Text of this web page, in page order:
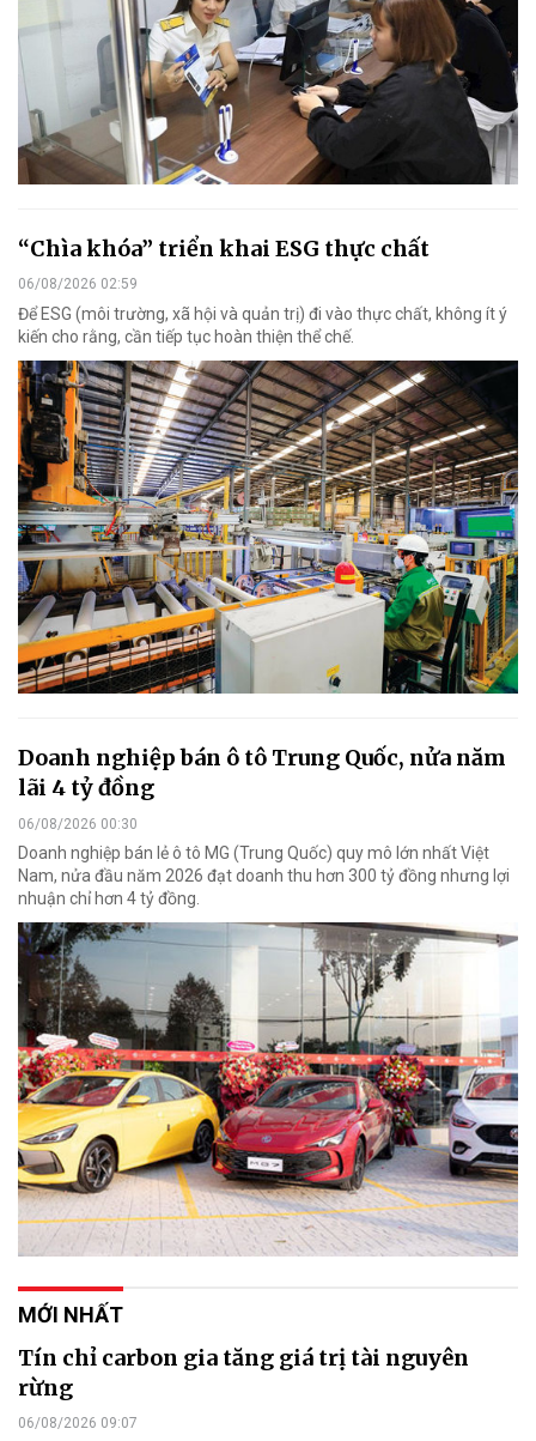
“Chìa khóa” triển khai ESG thực chất
06/08/2026 02:59
Để ESG (môi trường, xã hội và quản trị) đi vào thực chất, không ít ý
kiến cho rằng, cần tiếp tục hoàn thiện thể chế.
Doanh nghiệp bán ô tô Trung Quốc, nửa năm
lãi 4 tỷ đồng
06/08/2026 00:30
Doanh nghiệp bán lẻ ô tô MG (Trung Quốc) quy mô lớn nhất Việt
Nam, nửa đầu năm 2026 đạt doanh thu hơn 300 tỷ đồng nhưng lợi
nhuận chỉ hơn 4 tỷ đồng.
MỚI NHẤT
Tín chỉ carbon gia tăng giá trị tài nguyên
rừng
06/08/2026 09:07